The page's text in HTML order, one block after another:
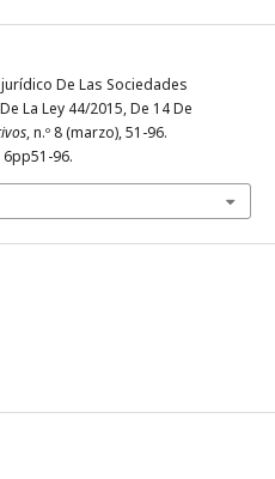
De Las Sociedades
La Ley 44/2015, De 14 De
, n.º 8 (marzo), 51-96.
96.